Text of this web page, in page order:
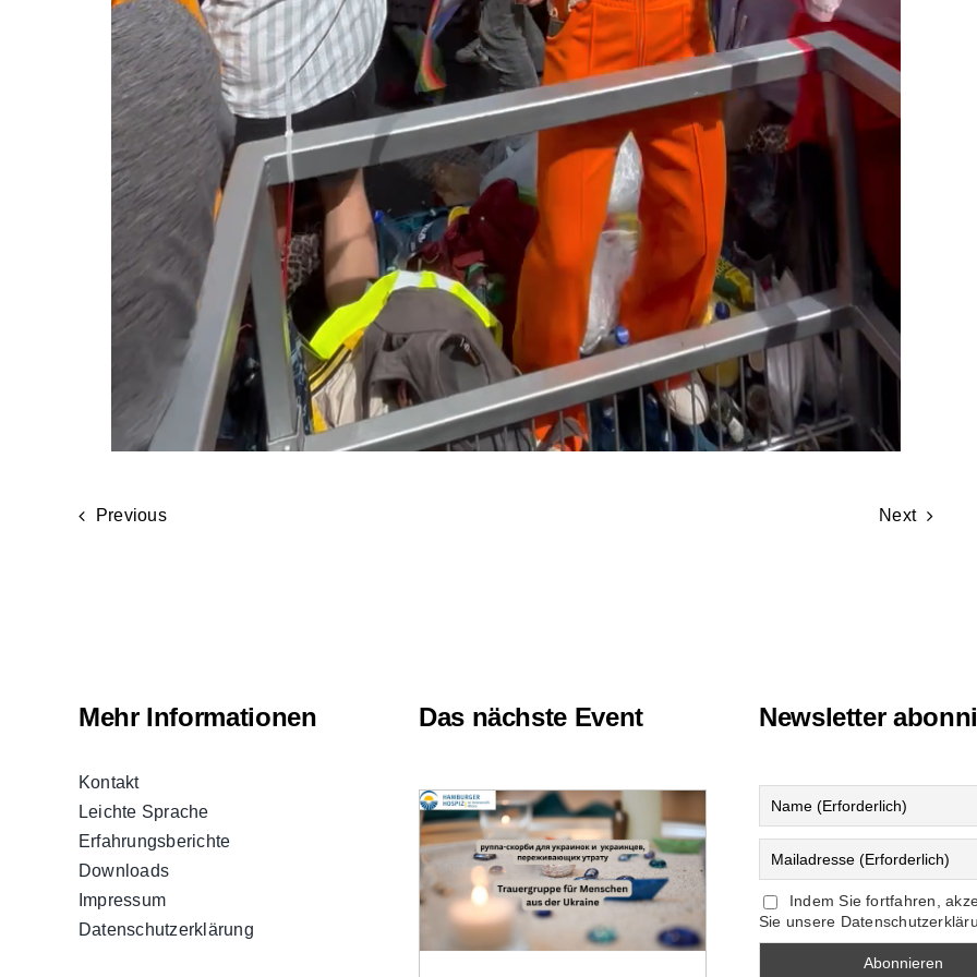
Previous Next
Mehr Informationen
Kontakt
Leichte Sprache
Erfahrungsberichte
Downloads
Impressum
Datenschutzerklärung
Das nächste Event Newsletter
Indem Sie fortfahren,
Sie unsere